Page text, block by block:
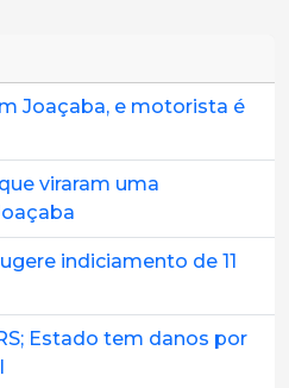
Joaçaba, e motorista é
viraram uma
indiciamento de 11
Estado tem danos por